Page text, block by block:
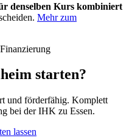
denselben Kurs kombiniert
Mehr zum
Finanzierung
starten?
und förderfähig. Komplett
bei der IHK zu Essen.
lassen